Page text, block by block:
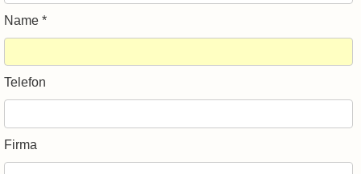
Name *
Telefon
Firma